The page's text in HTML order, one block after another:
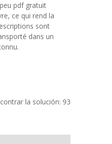
pdf gratuit
ce qui rend la
sont
dans un